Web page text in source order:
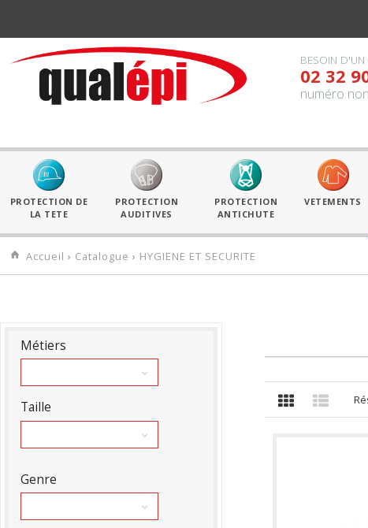
BESOIN D'UN
02 32
numéro
PROTECTION DE
LA TETE
PROTECTION
AUDITIVES
PROTECTION
ANTICHUTE
VETEMENTS
Accueil › Catalogue › HYGIENE ET SECURITE
Métiers
Taille
Genre